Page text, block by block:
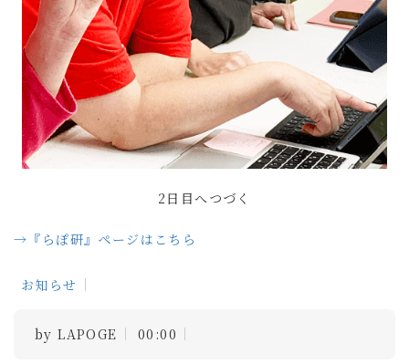
2日目へつづく
→『らぽ研』ページはこちら
お知らせ
byLAPOGE 00:00